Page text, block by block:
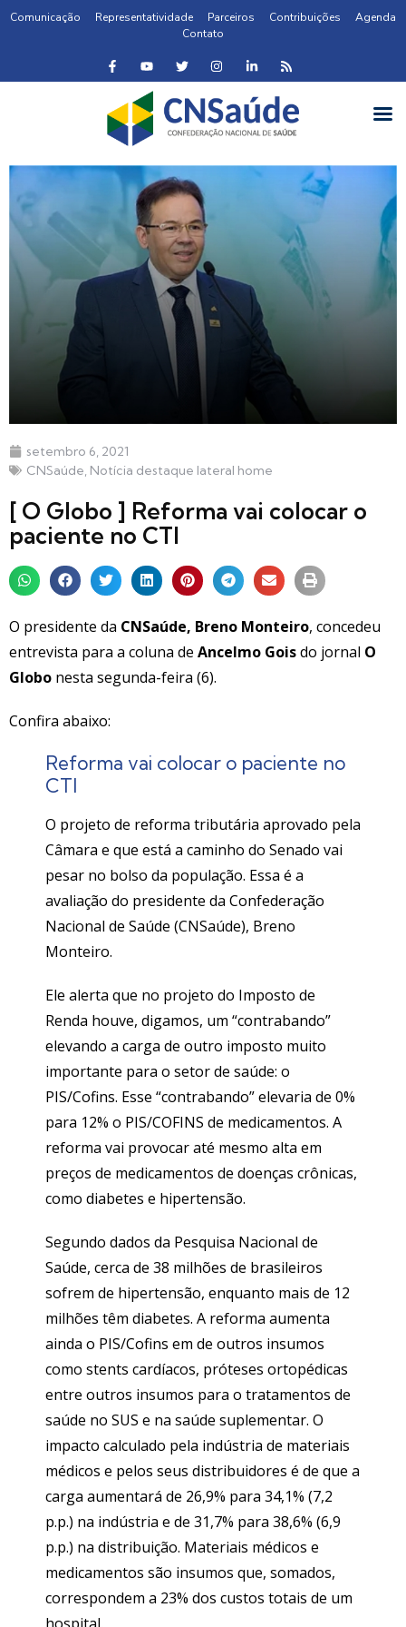
Comunicação Representatividade Parceiros Contribuições
Agenda
Contato
setembro 6, 2021
CNSaúde, Notícia destaque lateral home
[ O Globo ] Reforma vai colocar o
paciente no CTI
O presidente da CNSaúde, Breno Monteiro, concedeu
entrevista para a coluna de Ancelmo Goisdo jornal O
Globo nesta segunda-feira (6).
Confira abaixo:
Reforma vai colocar o paciente no
CTI
O projeto de reforma tributária aprovado pela
Câmara e que está a caminho do Senado vai
pesar no bolso da população. Essa é a
avaliação do presidente da Confederação
Nacional de Saúde (CNSaúde), Breno
Monteiro.
Ele alerta que no projeto do Imposto de
Renda houve, digamos, um “contrabando”
elevando a carga de outro imposto muito
importante para o setor de saúde: o
PIS/Cofins. Esse “contrabando” elevaria de 0%
para 12% o PIS/COFINS de medicamentos. A
reforma vai provocar até mesmo alta em
preços de medicamentos de doenças crônicas,
como diabetes e hipertensão.
Segundo dados da Pesquisa Nacional de
Saúde, cerca de 38 milhões de brasileiros
sofrem de hipertensão, enquanto mais de 12
milhões têm diabetes. A reforma aumenta
ainda o PIS/Cofins em de outros insumos
como stents cardíacos, próteses ortopédicas
entre outros insumos para o tratamentos de
saúde no SUS e na saúde suplementar. O
impacto calculado pela indústria de materiais
médicos e pelos seus distribuidores é de que a
carga aumentará de 26,9% para 34,1% (7,2
p.p.) na indústria e de 31,7% para 38,6% (6,9
p.p.) na distribuição. Materiais médicos e
medicamentos são insumos que, somados,
correspondem a 23% dos custos totais de um